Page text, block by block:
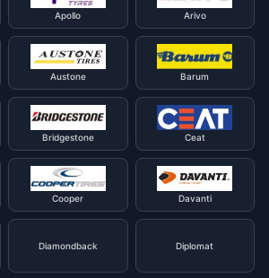
Apollo Arivo
Austone
Barum
Bridgestone Ceat
Cooper Davanti
Diamondback Diplomat